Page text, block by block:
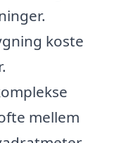
koste
mellem